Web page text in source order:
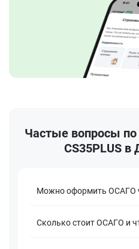
Частые вопросы
CS35PLUS
Можно оформить ОСАГО
Сколько стоит ОСАГО и